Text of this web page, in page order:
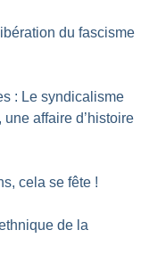
du fascisme
: Le syndicalisme
affaire d’histoire
cela se fête !
de la